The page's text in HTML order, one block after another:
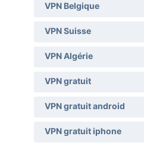
VPN Belgique
VPN Suisse
VPN Algérie
VPN gratuit
VPN gratuit android
VPN gratuit iphone